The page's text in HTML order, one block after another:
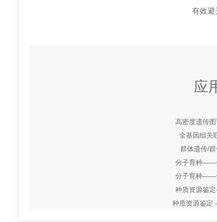
有效避
应
高密度遗传
全基因组关
群体遗传/
分子育种——
分子育种——
种质资源鉴
种质资源鉴